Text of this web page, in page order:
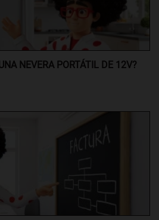
NEVERA PORTÁTIL DE 12V?